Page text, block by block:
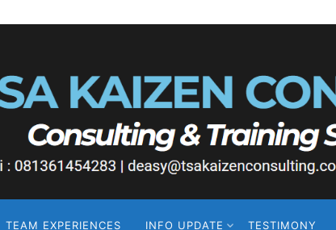
TEAM EXPERIENCES INFO UPDATE TESTIMONY